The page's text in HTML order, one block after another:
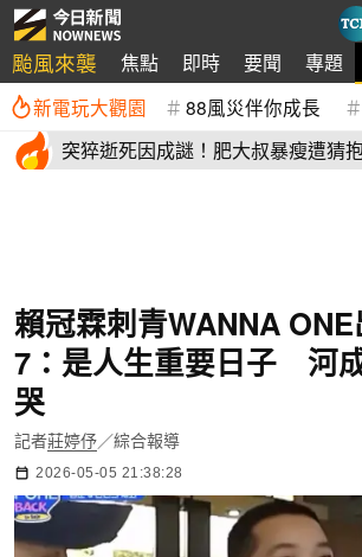
颱風來襲 焦點 即時 要聞 專題
新電玩大觀園 88風災伴你成長
突猝逝死因成謎！肥大叔暴瘦遭猜
賴冠霖刺青WANNA
7：是人生重要日子 河
哭
記者莊婷伃／綜合報導
2026-05-05 21:38:28